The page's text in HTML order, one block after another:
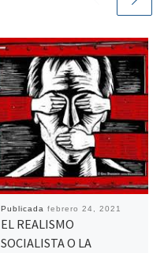
Publicada febrero 24, 2021
EL REALISMO
SOCIALISTA O LA